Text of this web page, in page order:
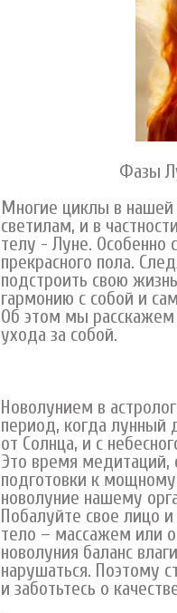
Фазы
Многие циклы в
светилам, и в
телу - Луне. Особенно
прекрасного пола.
подстроить свою
гармонию с собой и
Об этом мы
ухода за собой.
Новолунием в
период, когда лунный
от Солнца, и с
Это время
подготовки к
новолуние нашему
Побалуйте свое лицо
тело – массажем или
новолуния баланс
нарушаться. Поэтому
и заботьтесь о